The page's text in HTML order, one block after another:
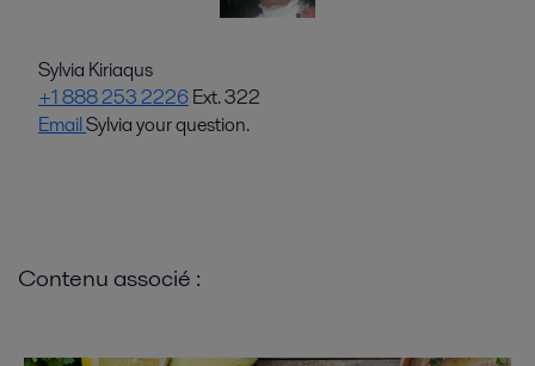
Sylvia Kiriaqus
+1 888 253 2226Ext. 322
EmailSylvia your question.
Contenu associé :